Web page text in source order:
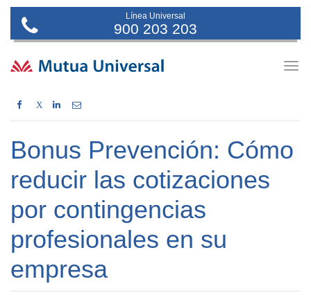
Línea Universal
900 203 203
X
Bonus Prevención: Cómo
reducir las cotizaciones
por contingencias
profesionales en su
empresa